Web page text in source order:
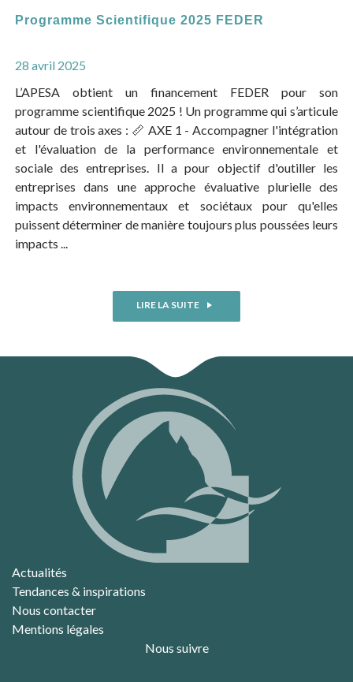
Programme Scientifique 2025 FEDER
28 avril 2025
L’APESA obtient un financement FEDER pour son
programme scientifique 2025 ! Un programme qui s’articule
autour de trois axes : 📏 AXE 1 - Accompagner l'intégration
et l'évaluation de la performance environnementale et
sociale des entreprises. Il a pour objectif d'outiller les
entreprises dans une approche évaluative plurielle des
impacts environnementaux et sociétaux pour qu'elles
puissent déterminer de manière toujours plus poussées leurs
impacts ...
LIRE LA SUITE
Actualités
Tendances & inspirations
Nous contacter
Mentions légales
Nous suivre